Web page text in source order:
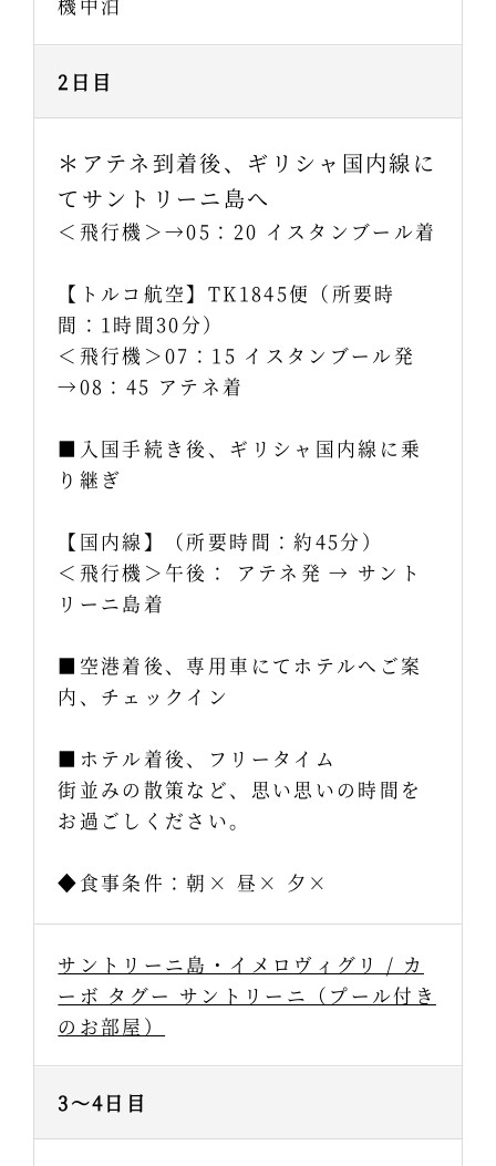
機中泊
2日目
＊アテネ到着後、ギリシャ国内線に
てサントリーニ島へ
＜飛行機＞→05：20 イスタンブール着
【トルコ航空】TK1845便（所要時
間：1時間30分）
＜飛行機＞07：15 イスタンブール発
→08：45 アテネ着
■入国手続き後、ギリシャ国内線に乗
り継ぎ
【国内線】（所要時間：約45分）
＜飛行機＞午後： アテネ発 → サント
リーニ島着
■空港着後、専用車にてホテルへご案
内、チェックイン
■ホテル着後、フリータイム
街並みの散策など、思い思いの時間を
お過ごしください。
◆食事条件：朝× 昼× 夕×
サントリーニ島・イメロヴィグリ / カ
ーボ タグー サントリーニ（プール付き
のお部屋）
3～4日目